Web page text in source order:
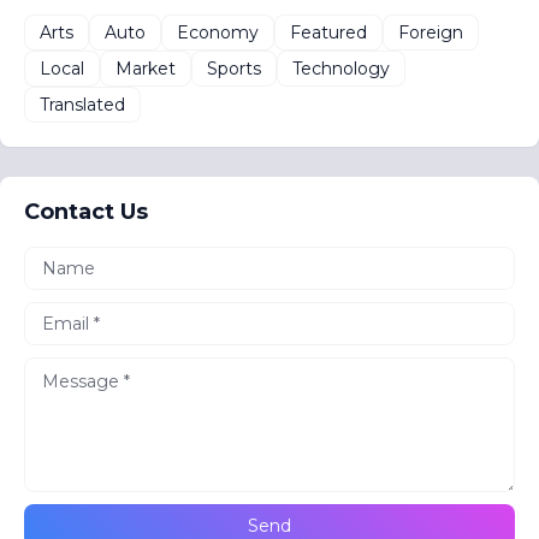
Arts Auto Economy Featured
Foreign
Local
Market Sports
Technology
Translated
Contact Us